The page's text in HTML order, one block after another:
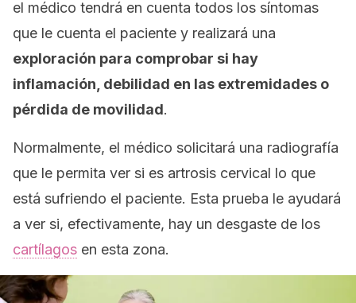
el médico tendrá en cuenta todos los síntomas
que le cuenta el paciente y realizará una
exploración para comprobar si hay
inflamación, debilidad en las extremidades o
pérdida de movilidad.
Normalmente, el médico solicitará una radiografía
que le permita ver si es artrosis cervical lo que
está sufriendo el paciente. Esta prueba le ayudará
a ver si, efectivamente, hay un desgaste de los
cartílagos en esta zona.